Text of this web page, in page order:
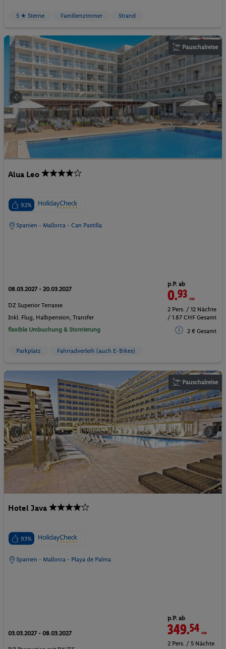
5 ★ Sterne Familienzimmer Strand
Pauschalreise
Alua Leo
92%
Spanien - Mallorca - Can Pastilla
08.03.2027 - 20.03.2027
DZ Superior Terrasse
Inkl. Flug, Halbpension, Transfer
flexible Umbuchung & Stornierung
p.P. ab
0.93CHF
2 Pers. / 12 Nächte
/ 1.87 CHF Gesamt
2 € Gesamt
Parkplatz Fahrradverleih (auch E-Bikes)
Pauschalreise
Hotel Java
93%
Spanien - Mallorca - Playa de Palma
03.03.2027 - 08.03.2027
p.P. ab
349.54CHF
2 Pers. / 5 Nächte